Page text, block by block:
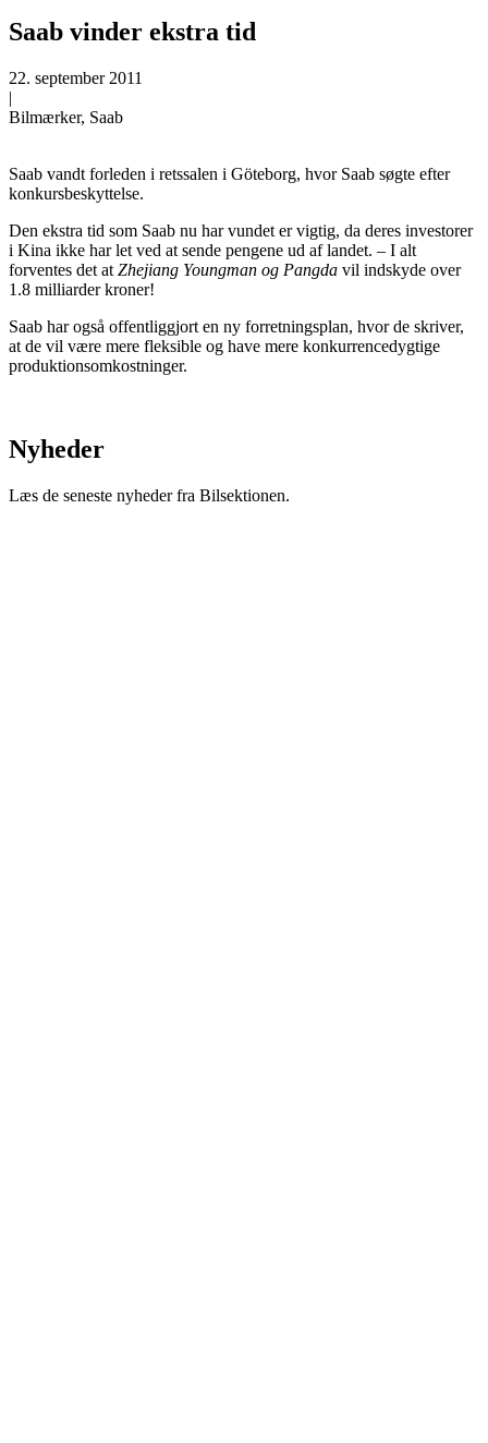
Saab vinder ekstra tid
22. september 2011
|
Bilmærker, Saab
Saab vandt forleden i retssalen i Göteborg, hvor Saab søgte efter
konkursbeskyttelse.
Den ekstra tid som Saab nu har vundet er vigtig, da deres investorer
i Kina ikke har let ved at sende pengene ud af landet. – I alt
forventes det at Zhejiang Youngman og Pangda vil indskyde over
1.8 milliarder kroner!
Saab har også offentliggjort en ny forretningsplan, hvor de skriver,
at de vil være mere fleksible og have mere konkurrencedygtige
produktionsomkostninger.
Nyheder
Læs de seneste nyheder fra Bilsektionen.